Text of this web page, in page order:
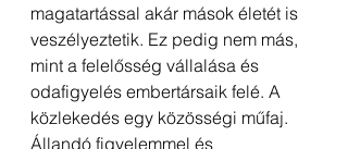
magatartással akár mások életét is
veszélyeztetik. Ez pedig nem más,
mint a felelősség vállalása és
odafigyelés embertársaik felé. A
közlekedés egy közösségi műfaj.
Állandó figyelemmel és